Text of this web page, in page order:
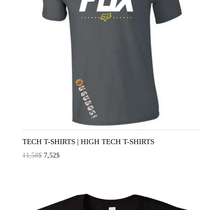
TECH T-SHIRTS | HIGH TECH T-SHIRTS
11,58$ El
11,58$.
7,52$El
7,52$.